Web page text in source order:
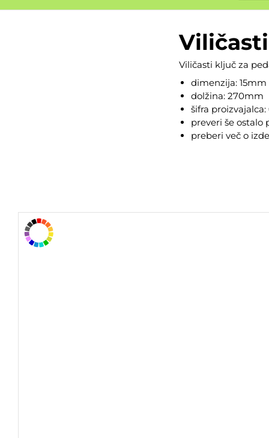
Viličasti
Viličasti ključ za
dimenzija: 15mm
dolžina: 270mm
šifra proizvajalca:
preveri še ostalo
preberi več o